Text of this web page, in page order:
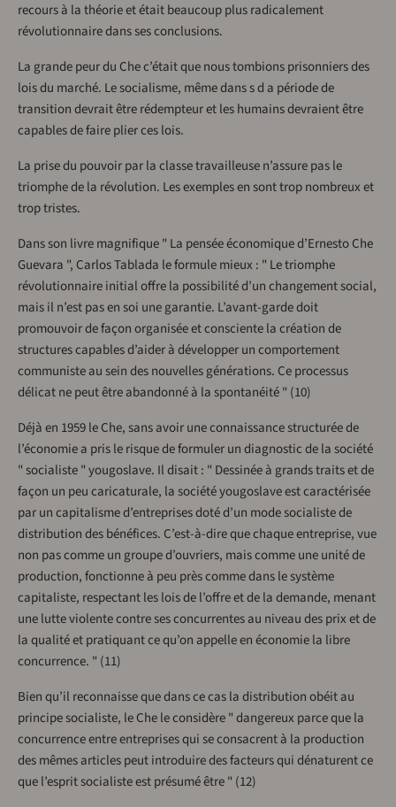
recours à la théorie et était beaucoup plus radicalement
révolutionnaire dans ses conclusions.
La grande peur du Che c’était que nous tombions prisonniers des
lois du marché. Le socialisme, même dans s d a période de
transition devrait être rédempteur et les humains devraient être
capables de faire plier ces lois.
La prise du pouvoir par la classe travailleuse n’assure pas le
triomphe de la révolution. Les exemples en sont trop nombreux et
trop tristes.
Dans son livre magnifique " La pensée économique d’Ernesto Che
Guevara ", Carlos Tablada le formule mieux : " Le triomphe
révolutionnaire initial offre la possibilité d’un changement social,
mais il n’est pas en soi une garantie. L’avant-garde doit
promouvoir de façon organisée et consciente la création de
structures capables d’aider à développer un comportement
communiste au sein des nouvelles générations. Ce processus
délicat ne peut être abandonné à la spontanéité " (10)
Déjà en 1959 le Che, sans avoir une connaissance structurée de
l’économie a pris le risque de formuler un diagnostic de la société
" socialiste " yougoslave. Il disait : " Dessinée à grands traits et de
façon un peu caricaturale, la société yougoslave est caractérisée
par un capitalisme d’entreprises doté d’un mode socialiste de
distribution des bénéfices. C’est-à-dire que chaque entreprise, vue
non pas comme un groupe d’ouvriers, mais comme une unité de
production, fonctionne à peu près comme dans le système
capitaliste, respectant les lois de l’offre et de la demande, menant
une lutte violente contre ses concurrentes au niveau des prix et de
la qualité et pratiquant ce qu’on appelle en économie la libre
concurrence. " (11)
Bien qu’il reconnaisse que dans ce cas la distribution obéit au
principe socialiste, le Che le considère " dangereux parce que la
concurrence entre entreprises qui se consacrent à la production
des mêmes articles peut introduire des facteurs qui dénaturent ce
que l’esprit socialiste est présumé être " (12)